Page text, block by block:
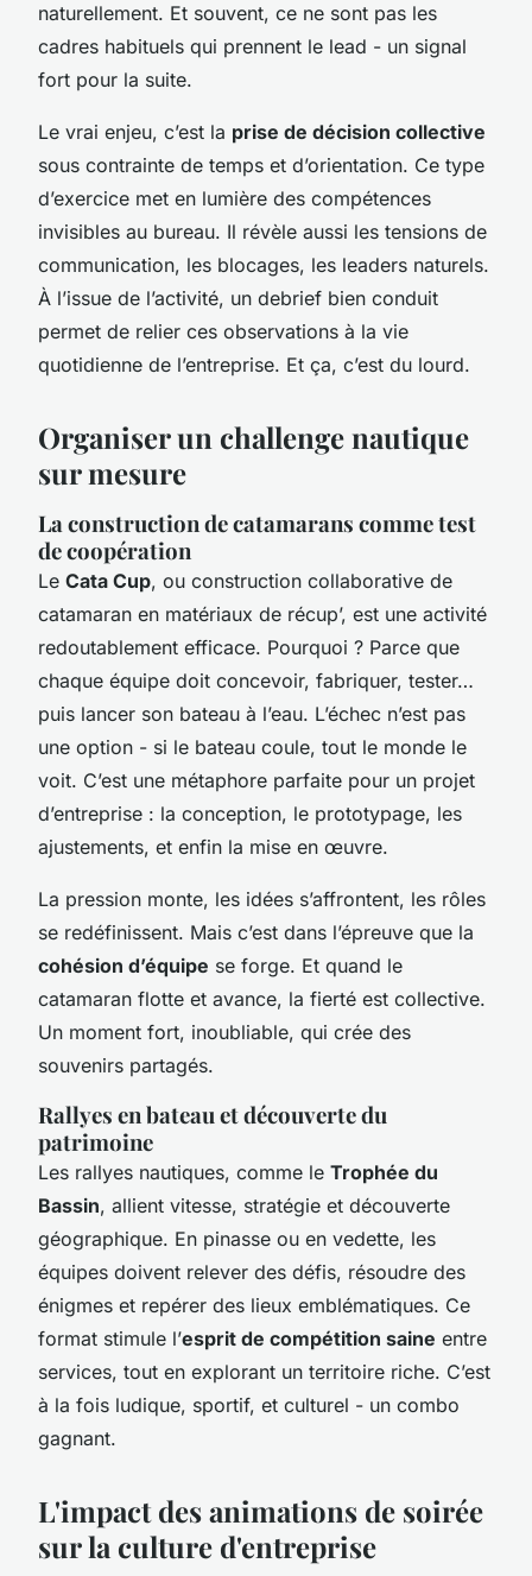
naturellement. Et souvent, ce ne sont pas les
cadres habituels qui prennent le lead - un signal
fort pour la suite.
Le vrai enjeu, c’est la prise de décision collective
sous contrainte de temps et d’orientation. Ce type
d’exercice met en lumière des compétences
invisibles au bureau. Il révèle aussi les tensions de
communication, les blocages, les leaders naturels.
À l’issue de l’activité, un debrief bien conduit
permet de relier ces observations à la vie
quotidienne de l’entreprise. Et ça, c’est du lourd.
Organiser un challenge nautique
sur mesure
La construction de catamarans comme test
de coopération
Le Cata Cup, ou construction collaborative de
catamaran en matériaux de récup’, est une activité
redoutablement efficace. Pourquoi ? Parce que
chaque équipe doit concevoir, fabriquer, tester…
puis lancer son bateau à l’eau. L’échec n’est pas
une option - si le bateau coule, tout le monde le
voit. C’est une métaphore parfaite pour un projet
d’entreprise : la conception, le prototypage, les
ajustements, et enfin la mise en œuvre.
La pression monte, les idées s’affrontent, les rôles
se redéfinissent. Mais c’est dans l’épreuve que la
cohésion d’équipe se forge. Et quand le
catamaran flotte et avance, la fierté est collective.
Un moment fort, inoubliable, qui crée des
souvenirs partagés.
Rallyes en bateau et découverte du
patrimoine
Les rallyes nautiques, comme le Trophée du
Bassin, allient vitesse, stratégie et découverte
géographique. En pinasse ou en vedette, les
équipes doivent relever des défis, résoudre des
énigmes et repérer des lieux emblématiques. Ce
format stimule l’esprit de compétition saine entre
services, tout en explorant un territoire riche. C’est
à la fois ludique, sportif, et culturel - un combo
gagnant.
L'impact des animations de soirée
sur la culture d'entreprise